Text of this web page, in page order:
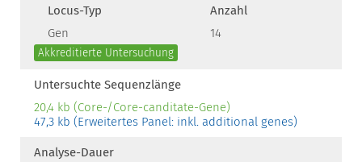
Locus-Typ
Anzahl
Gen
14
Akkreditierte Untersuchung
Untersuchte Sequenzlänge
20,4 kb (Core-/Core-canditate-Gene)
47,3 kb (Erweitertes Panel: inkl. additional genes)
Analyse-Dauer